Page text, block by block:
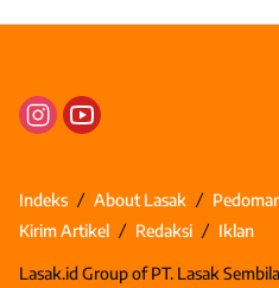
Indeks About Lasak
Kirim Artikel
Redaksi Iklan
Lasak.id Group of PT. Lasak